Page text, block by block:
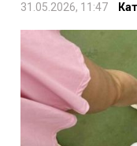
31.05.2026, 11:47